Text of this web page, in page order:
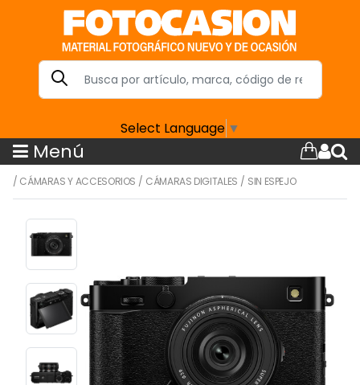
Select Language ▼
Menú
/ CÁMARAS Y ACCESORIOS / CÁMARAS DIGITALES / SIN ESPEJO